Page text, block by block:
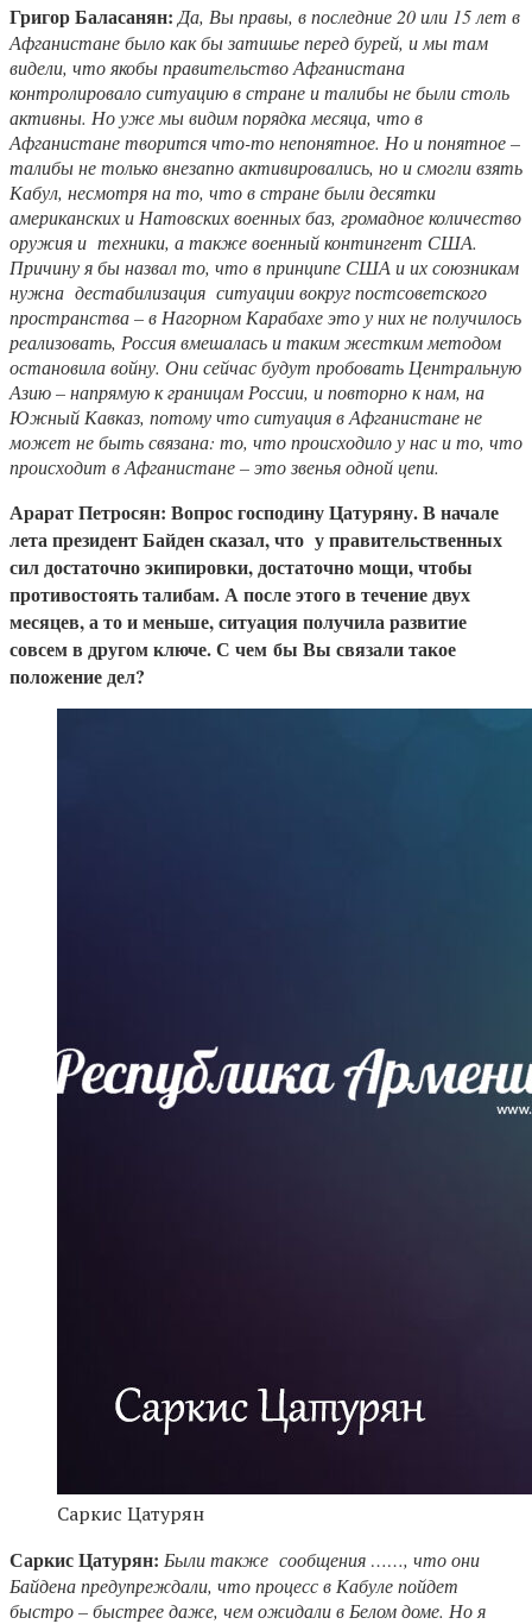
Григор Баласанян:Да, Вы правы, в последние 20 или 15 лет в
Афганистане было как бы затишье перед бурей, и мы там
видели, что якобы правительство Афганистана
контролировало ситуацию в стране и талибы не были столь
активны. Но уже мы видим порядка месяца, что в
Афганистане творится что-то непонятное. Но и понятное –
талибы не только внезапно активировались, но и смогли взять
Кабул, несмотря на то, что в стране были десятки
американских и Натовских военных баз, громадное количество
оружия и техники, а также военный контингент США.
Причину я бы назвал то, что в принципе США и их союзникам
нужна дестабилизация ситуации вокруг постсоветского
пространства – в Нагорном Карабахе это у них не получилось
реализовать, Россия вмешалась и таким жестким методом
остановила войну. Они сейчас будут пробовать Центральную
Азию – напрямую к границам России, и повторно к нам, на
Южный Кавказ, потому что ситуация в Афганистане не
может не быть связана: то, что происходило у нас и то, что
происходит в Афганистане – это звенья одной цепи.
Арарат Петросян: Вопрос господину Цатуряну. В начале
лета президент Байден сказал, что у правительственных
сил достаточно экипировки, достаточно мощи, чтобы
противостоять талибам. А после этого в течение двух
месяцев, а то и меньше, ситуация получила развитие
совсем в другом ключе. С чем бы Вы связали такое
положение дел?
Саркис Цатурян
Саркис Цатурян: Были также сообщения ……, что они
Байдена предупреждали, что процесс в Кабуле пойдет
быстро – быстрее даже, чем ожидали в Белом доме. Но я